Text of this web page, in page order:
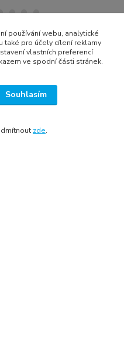
používání webu, analytické
také pro účely cílení reklamy
vlastních preferencí
ve spodní části stránek.
Souhlasím
zde.